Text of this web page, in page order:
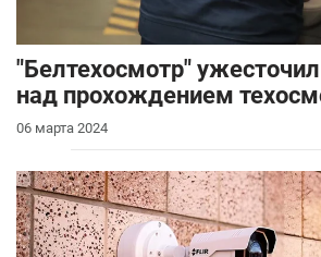
"Белтехосмотр"
над прохождением
06 марта 2024